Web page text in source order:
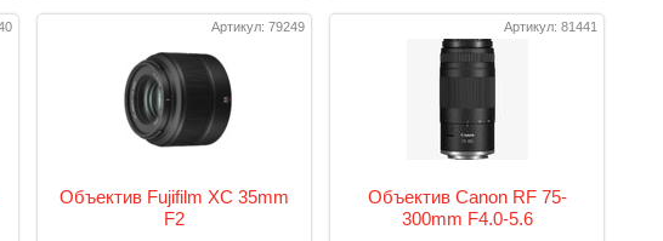
Артикул: 79249
Объектив Fujifilm XC 35mm
F2
Артикул: 81441
Объектив Canon RF 75-
300mm F4.0-5.6